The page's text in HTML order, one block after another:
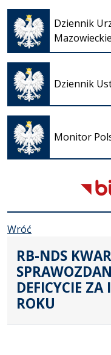
Dziennik
Otwiera
się w
nowej
karcie
Dziennik
Otwiera
się w
nowej
karcie
Monitor
Otwiera
się w
nowej
karcie
Wróć
RB-NDS
DEFICYCIE
ROKU